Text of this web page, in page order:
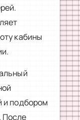
кабины
и подбором
После